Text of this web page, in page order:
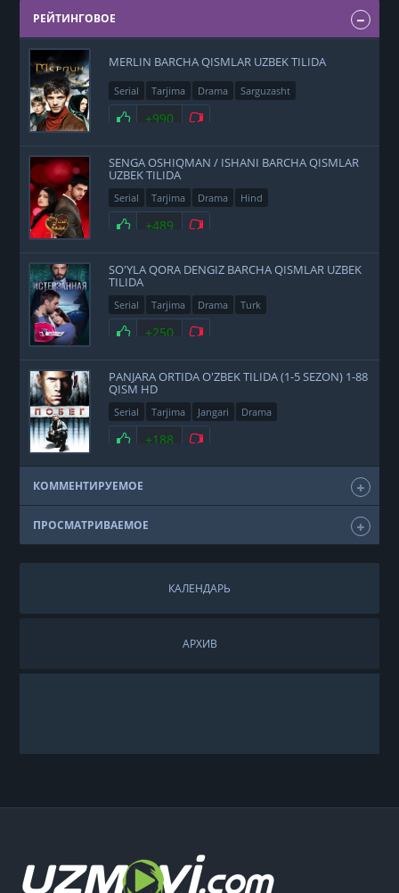
РЕЙТИНГОВОЕ
MERLIN BARCHA QISMLAR UZBEK TILIDA
Serial Tarjima Drama Sarguzasht
+990
SENGA OSHIQMAN / ISHANI BARCHA QISMLAR
UZBEK TILIDA
Serial Tarjima Drama Hind
+489
SO'YLA QORA DENGIZ BARCHA QISMLAR UZBEK
TILIDA
Serial Tarjima Drama Turk
+250
PANJARA ORTIDA O'ZBEK TILIDA (1-5 SEZON) 1-88
QISM HD
Serial Tarjima Jangari Drama
+188
КОММЕНТИРУЕМОЕ
ПРОСМАТРИВАЕМОЕ
КАЛЕНДАРЬ
АРХИВ